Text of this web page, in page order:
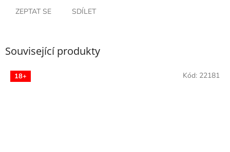
ZEPTAT SE SDÍLET
Související produkty
18+ Kód: 22181